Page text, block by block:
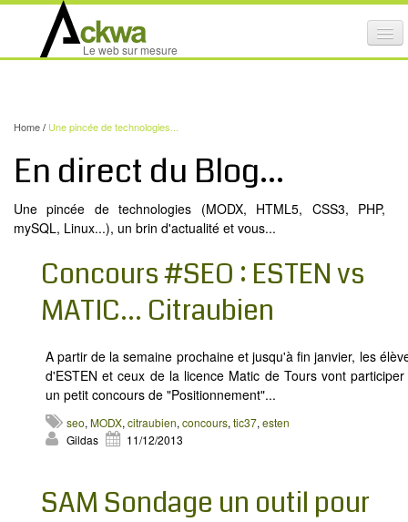
le
Le web sur mesure
MAINTENANCE DE SITES INTERNET
NOS PRODUITS
AUDIT D’ACCESSIBILITÉ INTERNET
PORTFOLIO
RÉFÉRENCES
PARTENAIRES
OFFRES E-SANTÉ
Home/ Une pincée de technologies...
En direct du Blog...
Une pincée de technologies (MODX, HTML5, CSS3, PHP,
mySQL, Linux...), un brin d'actualité et vous...
Concours #SEO : ESTEN vs
MATIC... Citraubien
A partir de la semaine prochaine et jusqu'à fin janvier, les
d'ESTEN et ceux de la licence Matic de Tours vont
un petit concours de "Positionnement"...
seo, MODX, citraubien, concours, tic37, esten
Gildas
11/12/2013
SAM Sondage un outil pour